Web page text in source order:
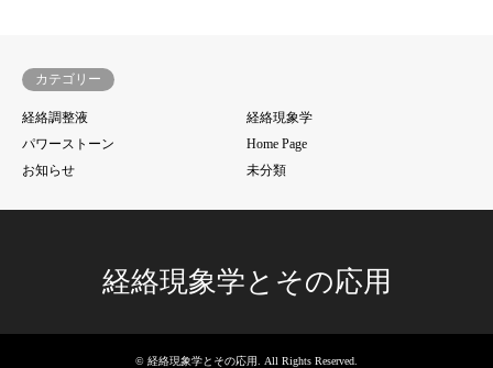
カテゴリー
経絡調整液
経絡現象学
パワーストーン
Home Page
お知らせ
未分類
経絡現象学とその応用
© 経絡現象学とその応用. All Rights Reserved.